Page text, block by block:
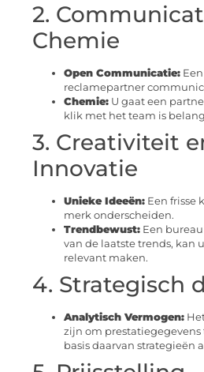
2.
Chemie
Open Communicatie:
reclamepartner
Chemie: U gaat een
klik met het team is
3. Creativiteit
Innovatie
Unieke Ideeën: Een frisse
merk onderscheiden.
Trendbewust: Een
van de laatste trends, kan
relevant maken.
4. Strategisch
Analytisch Vermogen:
zijn om prestatiegegevens
basis daarvan strategieën